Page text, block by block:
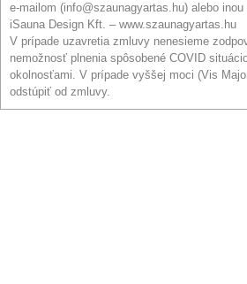
e-mailom (info@szaunagyartas.hu) alebo
iSauna Design Kft. – www.szaunagyartas.hu
V prípade uzavretia zmluvy nenesieme
nemožnosť plnenia spôsobené COVID
okolnosťami. V prípade vyššej moci (Vis
odstúpiť od zmluvy.